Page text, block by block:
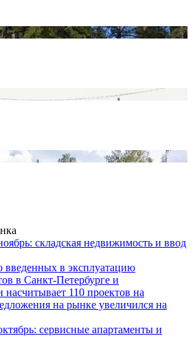
складская недвижимость и ввод
введенных в эксплуатацию
в Санкт-Петербурге и
насчитывает 110 проектов на
на рынке увеличился на
сервисные апартаменты и